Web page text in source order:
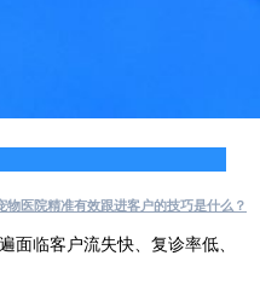
医院精准有效跟进客户的技巧是什么？
面临客户流失快、复诊率低、